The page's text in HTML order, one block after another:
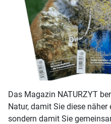
Das Magazin NATURZYT
Natur, damit Sie diese
sondern damit Sie